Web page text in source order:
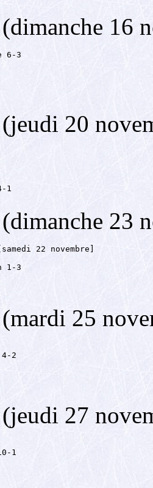
16
6-3
20
1
23
22 novembre]
1-3
25
2
27
1